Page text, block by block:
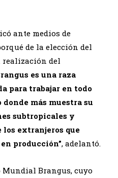
ante medios de
de la elección del
realización del
es una raza
para trabajar en todo
más muestra su
subtropicales y
los extranjeros que
producción”, adelantó.
Brangus, cuyo